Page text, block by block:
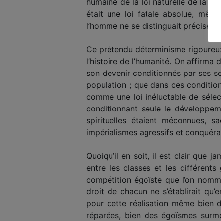
était une loi fatale absolue,
l’homme ne se distinguait
Ce prétendu déterminisme
l’histoire de l’humanité. On
son devenir conditionnés par ses
population ; que dans ces
comme une loi inéluctable de
conditionnant seule le
spirituelles étaient méconnues,
impérialismes agressifs et
Quoiqu’il en soit, il est clair que
entre les classes et les
compétition égoïste que l’on
droit de chacun ne s’établirait
pour cette réalisation même bien
réparées, bien des égoïsmes